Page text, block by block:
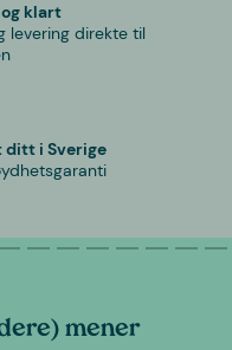
klart
levering direkte til
i Sverige
mener